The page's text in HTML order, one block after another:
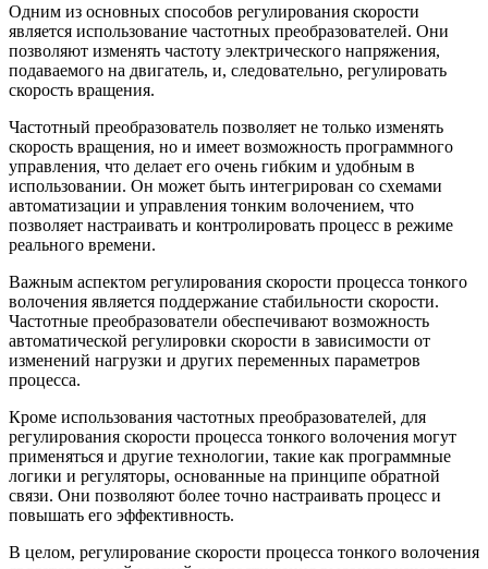
Одним из основных способов регулирования скорости
является использование частотных преобразователей. Они
позволяют изменять частоту электрического напряжения,
подаваемого на двигатель, и, следовательно, регулировать
скорость вращения.
Частотный преобразователь позволяет не только изменять
скорость вращения, но и имеет возможность программного
управления, что делает его очень гибким и удобным в
использовании. Он может быть интегрирован со схемами
автоматизации и управления тонким волочением, что
позволяет настраивать и контролировать процесс в режиме
реального времени.
Важным аспектом регулирования скорости процесса тонкого
волочения является поддержание стабильности скорости.
Частотные преобразователи обеспечивают возможность
автоматической регулировки скорости в зависимости от
изменений нагрузки и других переменных параметров
процесса.
Кроме использования частотных преобразователей, для
регулирования скорости процесса тонкого волочения могут
применяться и другие технологии, такие как программные
логики и регуляторы, основанные на принципе обратной
связи. Они позволяют более точно настраивать процесс и
повышать его эффективность.
В целом, регулирование скорости процесса тонкого волочения